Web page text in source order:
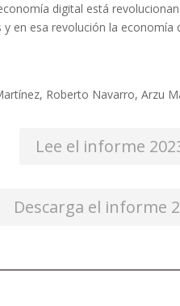
digital está
y en esarevolución la economía
Roberto Navarro, Arzu
Lee el informe
Descarga el informe